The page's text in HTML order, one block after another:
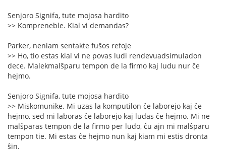
Senjoro Signifa, tute mojosa hardito
>> Kompreneble. Kial vi demandas?
Parker, neniam sentakte fuŝos refoje
>> Ho, tio estas kial vi ne povas ludi rendevuadsimuladon
dece. Malekmalŝparu tempon de la firmo kaj ludu nur ĉe
hejmo.
Senjoro Signifa, tute mojosa hardito
>> Miskomunike. Mi uzas la komputilon ĉe laborejo kaj ĉe
hejmo, sed mi laboras ĉe laborejo kaj ludas ĉe hejmo. Mi ne
malŝparas tempon de la firmo per ludo, ĉu ajn mi malŝparu
tempon tie. Mi estas ĉe hejmo nun kaj kiam mi estis dronta
ŝin.